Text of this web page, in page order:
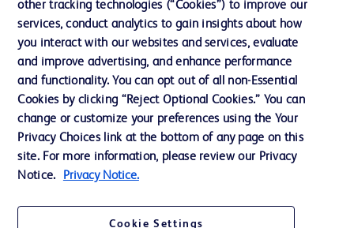
联系我们
主动召回
联系我们
Cookie 政策
隐私政策
other tracking technologies (“Cookies”) to improve our
services, conduct analytics to gain insights about how
you interact with our websites and services, evaluate
and improve advertising, and enhance performance
and functionality. You can opt out of all non-Essential
Cookies by clicking “Reject Optional Cookies.” You can
change or customize your preferences using the Your
Privacy Choices link at the bottom of any page on this
site. For more information, please review our Privacy
Notice.
Privacy Notice.
Cookie Settings